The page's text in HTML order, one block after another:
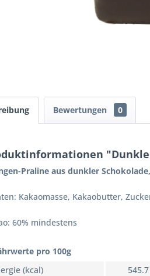
Bewertungen 0
Praline aus dunkler
Kakaomasse, Kakaobutter,
60% mindestens
pro 100g
(kcal)
545.7